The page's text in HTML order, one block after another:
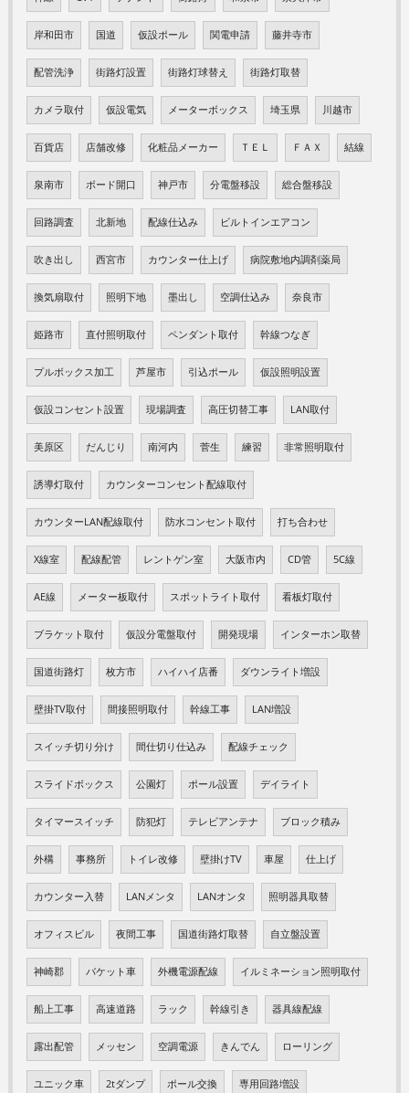
岸和田市 国道 仮設ポール 関電申請 藤井寺市
配管洗浄 街路灯設置 街路灯球替え 街路灯取替
カメラ取付 仮設電気 メーターボックス 埼玉県 川越市
百貨店 店舗改修 化粧品メーカー ＴＥＬ ＦＡＸ 結線
泉南市 ボード開口 神戸市 分電盤移設 総合盤移設
回路調査 北新地 配線仕込み ビルトインエアコン
吹き出し 西宮市 カウンター仕上げ 病院敷地内調剤薬局
換気扇取付 照明下地 墨出し 空調仕込み 奈良市
姫路市 直付照明取付 ペンダント取付 幹線つなぎ
プルボックス加工 芦屋市 引込ポール 仮設照明設置
仮設コンセント設置 現場調査 高圧切替工事 LAN取付
美原区 だんじり 南河内 菅生 練習 非常照明取付
誘導灯取付 カウンターコンセント配線取付
カウンターLAN配線取付 防水コンセント取付 打ち合わせ
X線室 配線配管 レントゲン室 大阪市内 CD管 5C線
AE線 メーター板取付 スポットライト取付 看板灯取付
ブラケット取付 仮設分電盤取付 開発現場 インターホン取替
国道街路灯 枚方市 ハイハイ店番 ダウンライト増設
壁掛TV取付 間接照明取付 幹線工事 LAN増設
スイッチ切り分け 間仕切り仕込み 配線チェック
スライドボックス 公園灯 ポール設置 デイライト
タイマースイッチ 防犯灯 テレビアンテナ ブロック積み
外構 事務所 トイレ改修 壁掛けTV 車屋 仕上げ
カウンター入替 LANメンタ LANオンタ 照明器具取替
オフィスビル 夜間工事 国道街路灯取替 自立盤設置
神崎郡 バケット車 外機電源配線 イルミネーション照明取付
船上工事 高速道路 ラック 幹線引き 器具線配線
露出配管 メッセン 空調電源 きんでん ローリング
ユニック車 2tダンプ ポール交換 専用回路増設